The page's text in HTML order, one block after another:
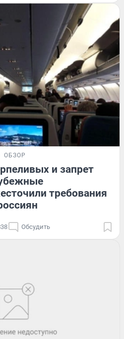
ОБЗОР
и запрет
требования
Обсудить